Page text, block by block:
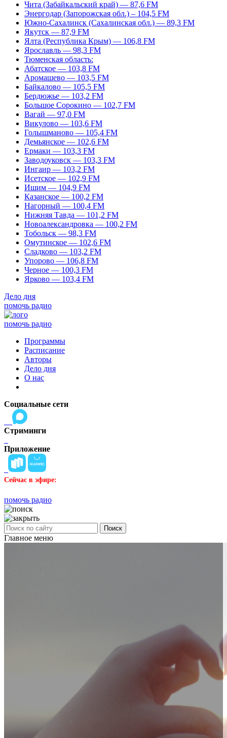
Чита (Забайкальский край) — 87,6 FM
Энергодар (Запорожская обл.) – 104,5 FM
Южно-Сахалинск (Сахалинская обл.) — 89,3 FM
Якутск — 87,9 FM
Ялта (Республика Крым) — 106,8 FM
Ярославль — 98,3 FM
Тюменская область:
Абатское — 103,8 FM
Аромашево — 103,5 FM
Байкалово — 105,5 FM
Бердюжье — 103,2 FM
Большое Сорокино — 102,7 FM
Вагай — 97,0 FM
Викулово — 103,6 FM
Голышманово — 105,4 FM
Демьянское — 102,6 FM
Ермаки — 103,3 FM
Заводоуковск — 103,3 FM
Ингаир — 103,2 FM
Исетское — 102,9 FM
Ишим — 104,9 FM
Казанское — 100,2 FM
Нагорный — 100,4 FM
Нижняя Тавда — 101,2 FM
Новоалександровка — 100,2 FM
Тобольск — 98,3 FM
Омутинское — 102,6 FM
Сладково — 103,2 FM
Упорово — 106,8 FM
Черное — 100,3 FM
Ярково — 103,4 FM
Дело дня
помочь радио
помочь радио
Программы
Расписание
Авторы
Дело дня
О нас
Социальные сети
Стриминги
Приложение
Сейчас в эфире:
помочь радио
Поиск
Главное меню